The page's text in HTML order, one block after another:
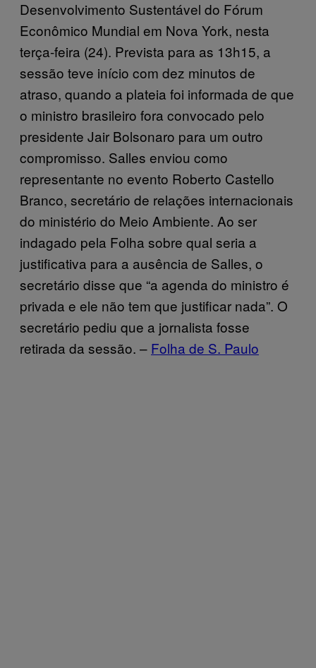
Desenvolvimento Sustentável do Fórum
Econômico Mundial em Nova York, nesta
terça-feira (24). Prevista para as 13h15, a
sessão teve início com dez minutos de
atraso, quando a plateia foi informada de que
o ministro brasileiro fora convocado pelo
presidente Jair Bolsonaro para um outro
compromisso. Salles enviou como
representante no evento Roberto Castello
Branco, secretário de relações internacionais
do ministério do Meio Ambiente. Ao ser
indagado pela Folha sobre qual seria a
justificativa para a ausência de Salles, o
secretário disse que “a agenda do ministro é
privada e ele não tem que justificar nada”. O
secretário pediu que a jornalista fosse
retirada da sessão. – Folha de S. Paulo